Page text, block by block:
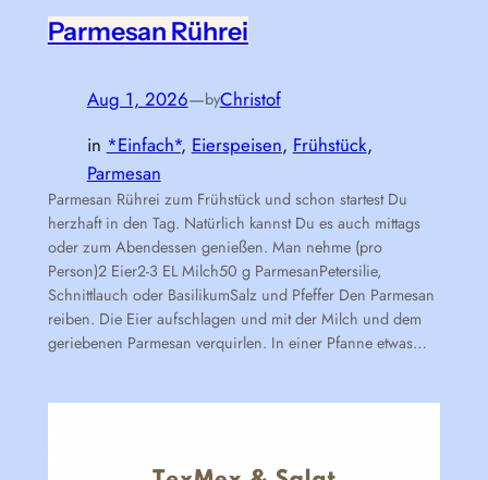
Parmesan Rührei
Aug 1, 2026—byChristof
in *Einfach*, Eierspeisen, Frühstück
Parmesan
Parmesan Rührei zum Frühstück und schon startest Du
herzhaft in den Tag. Natürlich kannst Du es auch mittags
oder zum Abendessen genießen. Man nehme (pro
Person)2 Eier2-3 EL Milch50 g ParmesanPetersilie,
Schnittlauch oder BasilikumSalz und Pfeffer Den Parmesan
reiben. Die Eier aufschlagen und mit der Milch und dem
geriebenen Parmesan verquirlen. In einer Pfanne etwas…